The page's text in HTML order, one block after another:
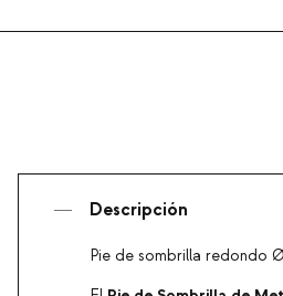
Descripción
Pie de sombrilla redondo